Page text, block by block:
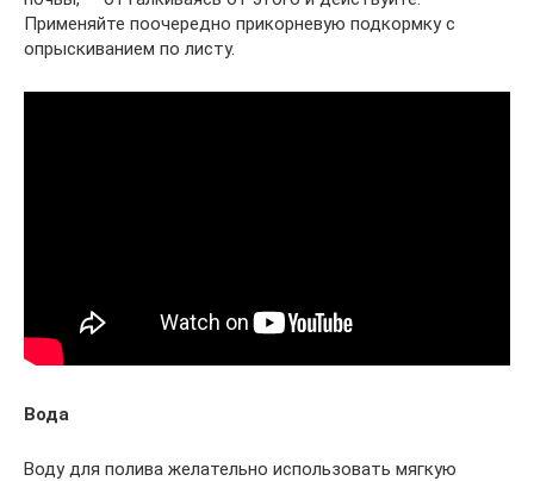
Применяйте поочередно прикорневую подкормку с
опрыскиванием по листу.
Вода
Воду для полива желательно использовать мягкую